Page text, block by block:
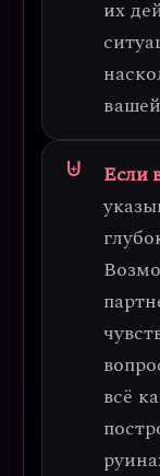
их
Если
всё